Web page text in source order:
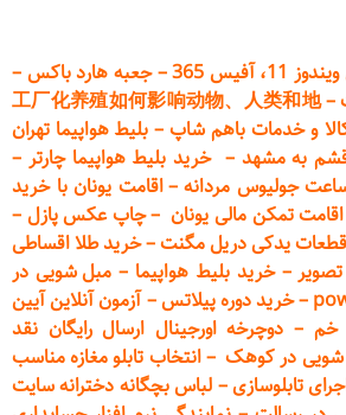
آفیس 365
–جعبه هارد باکس –
–
工厂化养殖如何影响动物、人类和地
و خدمات باهم شاپ– بلیط هواپیما تهران
قشم به مشهد –خرید بلیط هواپیما چارتر –
جولیوس مردانه–اقامت یونان با خرید
اقامت تمکن مالی یونان –چاپ عکس پازل –
قطعاتیدکی دریل مگنت–خرید طلا اقساطی
–خرید بلیط هواپیما –مبل شویی در
–خرید دورهپیلاتس–آزمون آنلاین آیین
خم – دوچرخه اورجینال ارسال رایگان نقد
در کوهک–انتخاب تابلو مغازه مناسب
تابلوسازی– لباس بچگانه دخترانه سایت